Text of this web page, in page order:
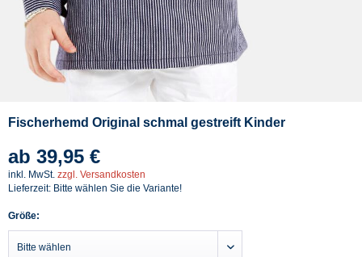
Fischerhemd Original schmal gestreift Kinder
ab 39,95 €
inkl. MwSt. zzgl. Versandkosten
Lieferzeit: Bitte wählen Sie die Variante!
Größe: